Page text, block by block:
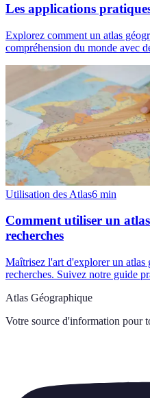
Les applications
Explorez comment un atlas
compréhension du monde avec
Utilisation des Atlas6 min
Comment utiliser un
recherches
Maîtrisez l'art d'explorer un
recherches. Suivez notre guide
Atlas Géographique
Votre source d'information pour